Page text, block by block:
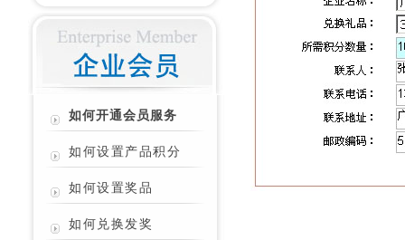
如何开通会员服务
如何设置产品积分
如何设置奖品
如何兑换发奖